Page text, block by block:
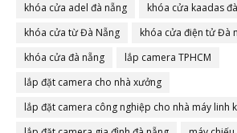
khóa cửa adel đà nẵng
khóa cửa kaadas
khóa cửa từ Đà Nẵng
khóa cửa điện tử Đà
khóa cửa đà nẵng
lắp camera TPHCM
lắp đặt camera cho nhà xưởng
lắp đặt camera công nghiệp cho nhà máy linh